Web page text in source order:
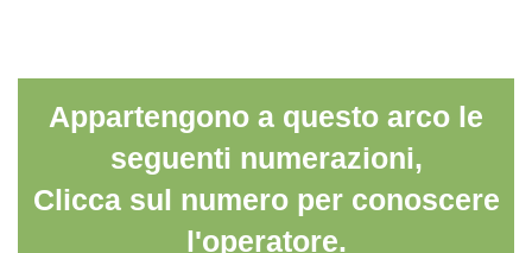
Appartengono a questo arco le
seguenti numerazioni,
Clicca sul numero per conoscere
l'operatore.